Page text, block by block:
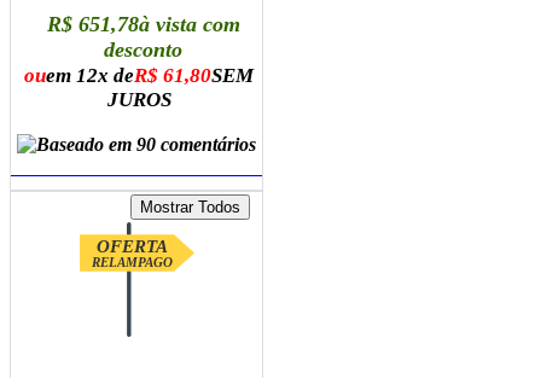
R$ 651,78à vista com
desconto
ouem 12x deR$ 61,80SEM
JUROS
OFERTA
RELAMPAGO